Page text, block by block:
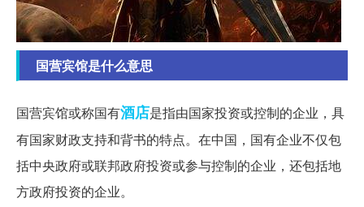
国营宾馆是什么意思
国营宾馆或称国有酒店是指由国家投资或控制的企业，具
有国家财政支持和背书的特点。在中国，国有企业不仅包
括中央政府或联邦政府投资或参与控制的企业，还包括地
方政府投资的企业。